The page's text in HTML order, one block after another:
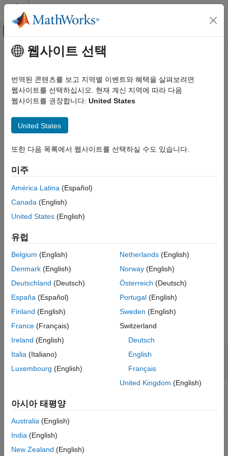
콘텐츠로 바로 가기
오프캔버스 탐색 메뉴 토글
문서 홈
Computer Vision Toolbox
Ground Truth Images and Video
ON THIS PAGE
Description
Input Arguments
Version History
주요 콘텐츠
terminate
Class:vision.labeler.AutomationAlgorithm
Namespace:vision.labeler
Terminate automated algorithm (optional)
Syntax
terminate(algObj)
Description
Theterminatemethod cleans up the state of the automation
algorithm afterrunprocesses the last frame in the specified
Clients ofAutomationAlgorithmcan optionally implement this
method.
cleans up the state of the automation
Input Arguments
expand all
algObj Automation algorithm
vision.labeler.AutomationAlgorithm
See Also
웹사이트 선택
번역된 콘텐츠를 보고 지역별 이벤트와 혜택을 살펴보려면
웹사이트를 선택하십시오. 현재 계신 지역에 따라 다음
웹사이트를 권장합니다: United States
United States
또한 다음 목록에서 웹사이트를 선택하실 수도 있습니다.
미주
América Latina (Español)
Canada (English)
United States (English)
유럽
Belgium (English)
Denmark (English)
Deutschland (Deutsch)
España (Español)
Finland (English)
France (Français)
Ireland (English)
Italia (Italiano)
Luxembourg (English)
Netherlands(English)
Norway(English)
Österreich (Deutsch)
Portugal(English)
Sweden (English)
Switzerland
Deutsch
English
Français
United Kingdom (English)
아시아 태평양
Australia (English)
India (English)
New Zealand (English)